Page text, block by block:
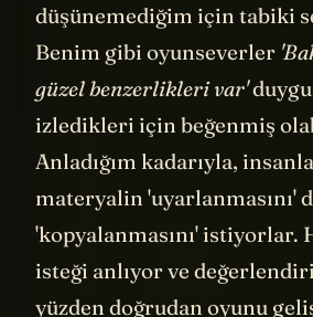
Dediğim gibi ben çok
düşünemediğim için tabiki
Benim gibi oyunseverler
güzel benzerlikleri var'
izledikleri için beğenmiş
Anladığım kadarıyla,
materyalin 'uyarlanmasını'
'kopyalanmasını' istiyorlar.
isteği anlıyor ve